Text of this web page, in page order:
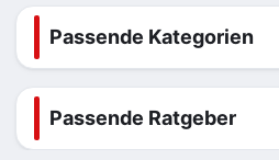
Passende Kategorien
Passende Ratgeber